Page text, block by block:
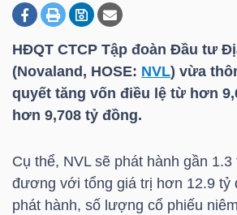
HĐQT CTCP Tập đoàn Đầu tư
(Novaland, HOSE: NVL) vừa
quyết tăng vốn điều lệ từ hơn
hơn 9,708 tỷ đồng.
Cụ thể, NVLsẽ phát hành gần 1.3
đương với tổng giá trị hơn 12.9 tỷ
phát hành, số lượng cổ phiếu
DOANH
NGHIỆP
ĐỘNG
SẢN